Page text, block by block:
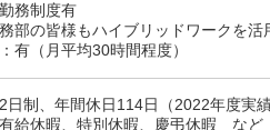
務制度有
部の皆様もハイブリッドワークを活
有（月平均30時間程度）
日制、年間休日114日（2022年度実績
給休暇、特別休暇、慶弔休暇 など